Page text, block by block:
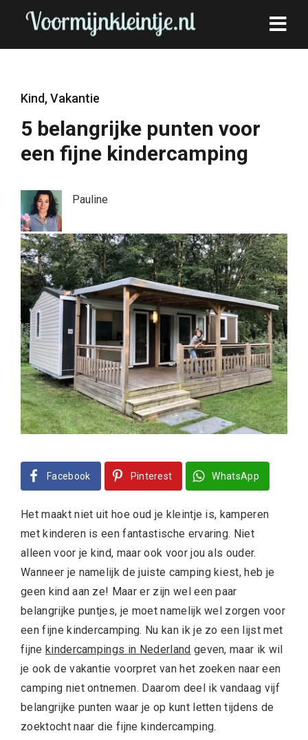
Kind,Vakantie
5 belangrijke punten voor
een fijne kindercamping
Pauline
Facebook Pinterest WhatsApp
Het maakt niet uit hoe oud je kleintje is, kamperen
met kinderen is een fantastische ervaring. Niet
alleen voor je kind, maar ook voor jou als ouder.
Wanneer je namelijk de juiste camping kiest, heb je
geen kind aan ze! Maar er zijn wel een paar
belangrijke puntjes, je moet namelijk wel zorgen voor
een fijne kindercamping. Nu kan ik je zo een lijst met
fijne kindercampings in Nederland geven, maar ik wil
je ook de vakantie voorpret van het zoeken naar een
camping niet ontnemen. Daarom deel ik vandaag vijf
belangrijke punten waar je op kunt letten tijdens de
zoektocht naar die fijne kindercamping.